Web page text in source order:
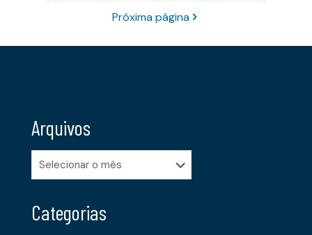
Próxima página
Arquivos
Arquivos
Categorias